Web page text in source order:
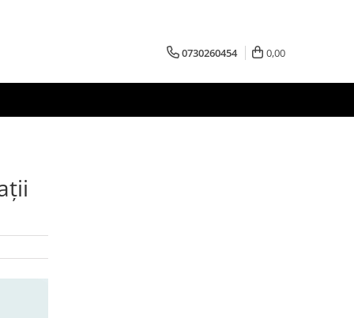
0730260454 0,00